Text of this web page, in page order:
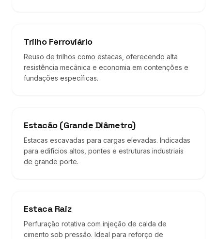
Trilho Ferroviário
Reuso de trilhos como estacas, oferecendo alta
resistência mecânica e economia em contenções e
fundações específicas.
Estacão (Grande Diâmetro)
Estacas escavadas para cargas elevadas. Indicadas
para edifícios altos, pontes e estruturas industriais
de grande porte.
Estaca Raiz
Perfuração rotativa com injeção de calda de
cimento sob pressão. Ideal para reforço de